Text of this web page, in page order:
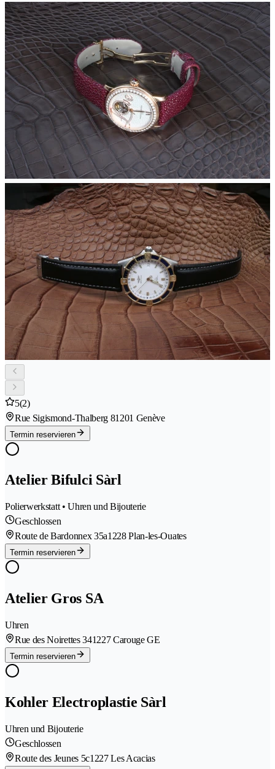
5(2)
Rue Sigismond-Thalberg 81201 Genève
Termin reservieren
Atelier Bifulci Sàrl
Polierwerkstatt • Uhren und Bijouterie
Geschlossen
Route de Bardonnex 35a1228 Plan-les-Ouates
Termin reservieren
Atelier Gros SA
Uhren
Rue des Noirettes 341227 Carouge GE
Termin reservieren
Kohler Electroplastie Sàrl
Uhren und Bijouterie
Geschlossen
Route des Jeunes 5c1227 Les Acacias